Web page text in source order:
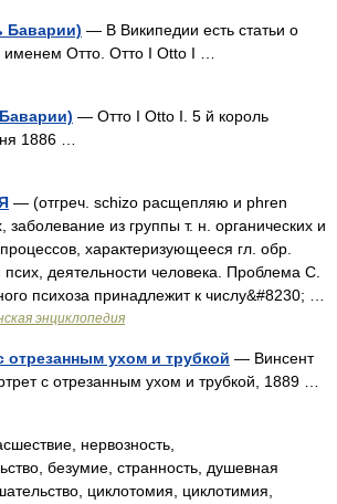
Баварии) — В Википедии есть статьи о
именем Отто. Отто I Otto I …
— Отто I Otto I. 5 й король
1886 …
— (отгреч. schizo расщепляю и phren
из группы т. н. органических и
характеризующееся гл. обр.
деятельности человека. Проблема С.
психоза принадлежит к числу&#8230; …
энциклопедия
отрезанным ухом и трубкой — Винсент
с отрезанным ухом и трубкой, 1889 …
нервозность,
безумие, странность, душевная
циклотомия, циклотимия,